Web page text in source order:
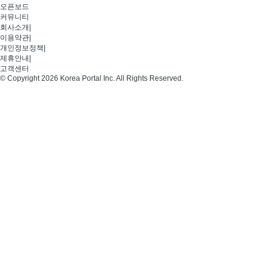
오픈보드
커뮤니티
회사소개
이용약관
개인정보정책
제휴안내
고객센터
© Copyright 2026 Korea Portal Inc. All Rights Reserved.